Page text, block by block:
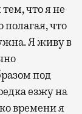
что я не
что
Я живу в
под
езжу на
времени я